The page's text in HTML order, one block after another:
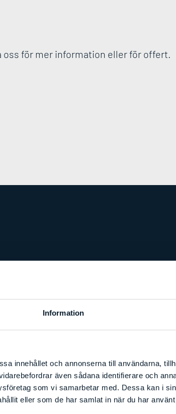
Information
innehållet och annonserna till användarna,
även sådana identifierare och
som vi samarbetar med. Dessa kan i
eller som de har samlat in när du har
oss för mer information eller för offert.